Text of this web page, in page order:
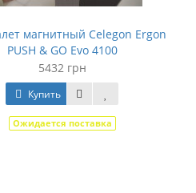
магнитный Celegon Ergon
PUSH & GO Evo 4100
5432 грн
Купить
Ожидается поставка